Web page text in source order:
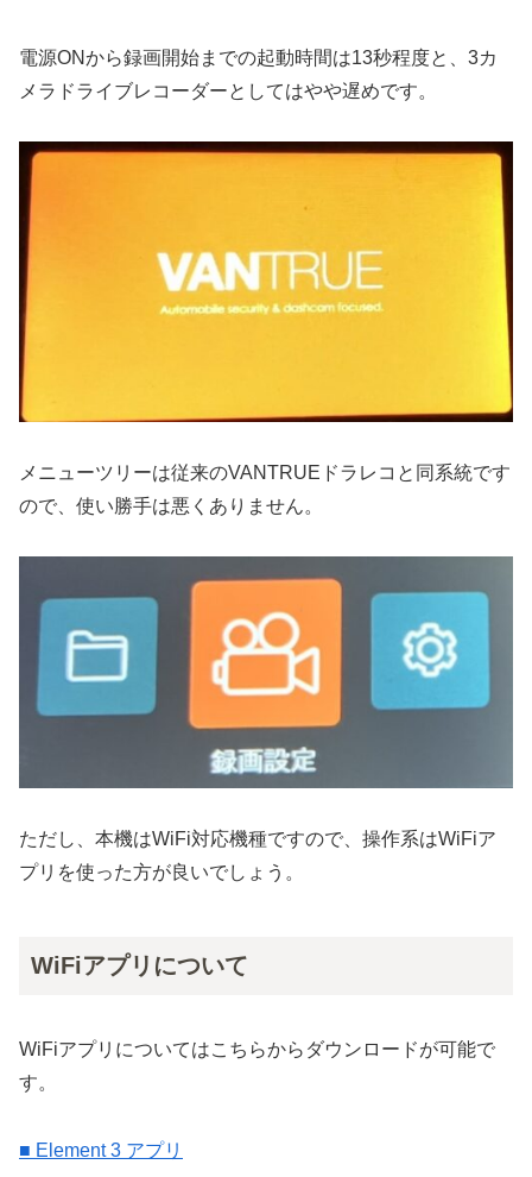
電源ONから録画開始までの起動時間は13秒程度と、3カ
メラドライブレコーダーとしてはやや遅めです。
メニューツリーは従来のVANTRUEドラレコと同系統です
ので、使い勝手は悪くありません。
ただし、本機はWiFi対応機種ですので、操作系はWiFiア
プリを使った方が良いでしょう。
WiFiアプリについて
WiFiアプリについてはこちらからダウンロードが可能で
す。
■ Element 3 アプリ